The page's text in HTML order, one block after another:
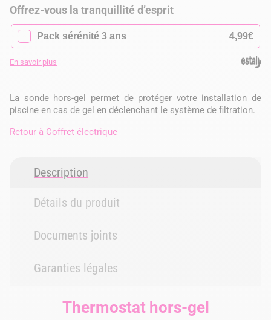
Offrez-vous la tranquillité d’esprit
✓ Pack sérénité 3 ans 4,99€
En savoir plus
La sonde hors-gel permet de protéger votre installation de
piscine en cas de gel en déclenchant le système de filtration.
Retour à Coffret électrique
Description
Détails du produit
Documents joints
Garanties légales
Thermostat hors-gel